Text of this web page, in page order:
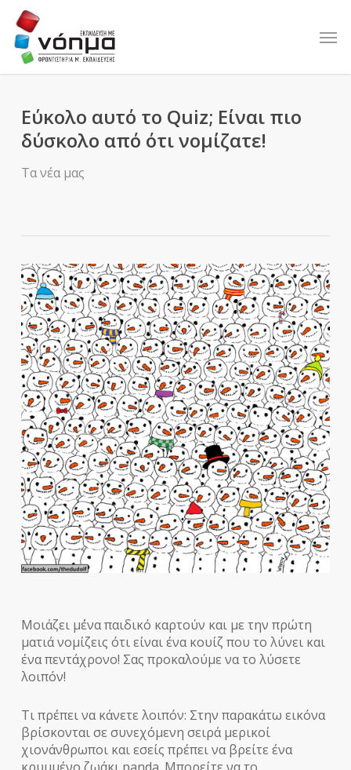
Skip
main
content
Εύκολο αυτό το Quiz; Είναι πιο
δύσκολο από ότι νομίζατε!
Τα νέα μας
Μοιάζει μ΄ένα παιδικό καρτούν και με την πρώτη
ματιά νομίζεις ότι είναι ένα κουίζ που το λύνει και
ένα πεντάχρονο! Σας προκαλούμε να το λύσετε
λοιπόν!
Τι πρέπει να κάνετε λοιπόν: Στην παρακάτω εικόνα
βρίσκονται σε συνεχόμενη σειρά μερικοί
χιονάνθρωποι και εσείς πρέπει να βρείτε ένα